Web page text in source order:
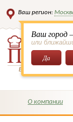
Ваш регион:
Ваш город
или
Да
Всё для
О компании